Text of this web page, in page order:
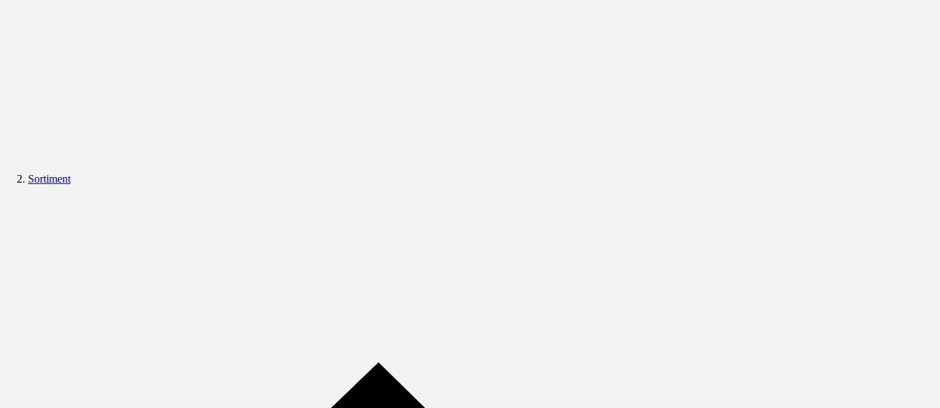
Sortiment